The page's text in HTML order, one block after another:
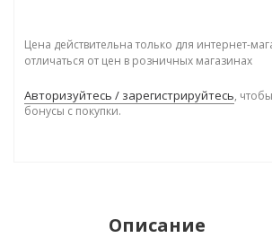
Цена действительна только для интернет-
отличаться от цен в розничных магазинах
Авторизуйтесь / зарегистрируйтесь,
бонусы с покупки.
Описание